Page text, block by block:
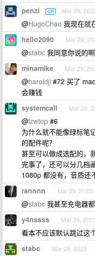
penzi OP Mar 29,
@HugoChao 我现在就
hello2090 Mar 29,
@stabc 我同意你说的
minamike Mar 29,
@haroldji #72 买了
会赚钱
systemcall Mar 29,
@lzwtop #6
为什么就不能像绿标笔
的配件呢？
甚至可以做成选配的，
完事了，还可以分几档
1080p 都没有，音质还
rannnn Mar 29, 2023
@stabc 我甚至充电器
y4nssss Mar 29,
看本不应该默认跳过这
stabc Mar 29, 2023